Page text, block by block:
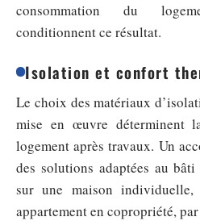
consommation du
conditionnent ce résultat.
Isolation et confort
Le choix des matériaux
mise en œuvre déterminent
logement après travaux. Un
des solutions adaptées au
sur une maison
appartement en copropriété,